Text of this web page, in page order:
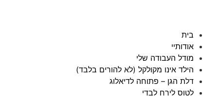
בית
אודותיי
מודל העבודה שלי
הילד אינו מקולקל (לא להורים בלבד)
דלת הגן – פתוחה לדיאלוג
לטוס לירח לבדי